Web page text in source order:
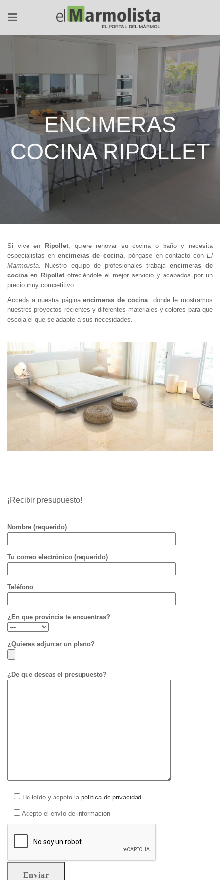
ENCIMERAS
COCINA RIPOLLET
Si vive en Ripollet, quiere renovar su cocina o baño y necesita
especialistas en encimeras de cocina, póngase en contacto conEl
Marmolista. Nuestro equipo de profesionales trabaja encimeras de
cocinaen Ripollet ofreciéndole el mejor servicio y acabados por un
precio muy competitivo.
Acceda a nuestra páginaencimeras de cocinadonde le mostramos
nuestros proyectos recientes y diferentes materiales y colores para que
escoja el que se adapte a sus necesidades.
¡Recibir presupuesto!
Nombre (requerido)
Tu correo electrónico (requerido)
Teléfono
¿En que provincia te encuentras?
¿Quieres adjuntar un plano?
¿De que deseas el presupuesto?
He leído y acpeto la política de privacidad
Acepto el envío de información